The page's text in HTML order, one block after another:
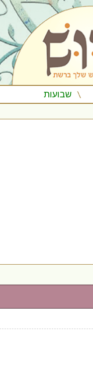
שבועות